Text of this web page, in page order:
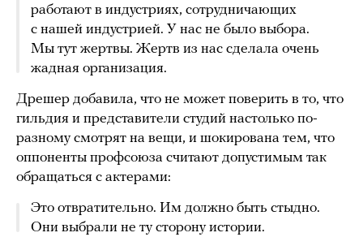
работают в индустриях, сотрудничающих
с нашей индустрией. У нас не было выбора.
Мы тут жертвы. Жертв из нас сделала очень
жадная организация.
Дрешер добавила, что не может поверить в то, что
гильдия и представители студий настолько по-
разному смотрят на вещи, и шокирована тем, что
оппоненты профсоюза считают допустимым так
обращаться с актерами:
Это отвратительно. Им должно быть стыдно.
Они выбрали не ту сторону истории.